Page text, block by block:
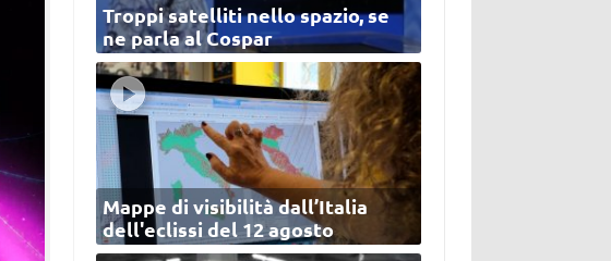
Troppi satelliti nello spazio, se
ne parla al Cospar
Mappe di visibilità dall’Italia
dell'eclissi del 12 agosto